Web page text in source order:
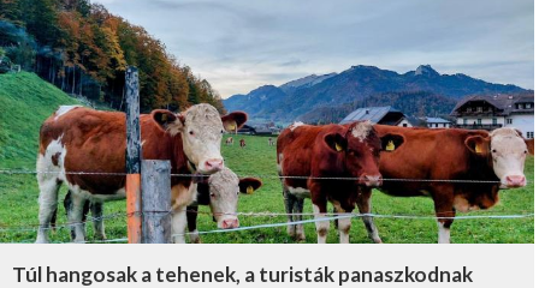
Túl hangosak a tehenek, a turisták panaszkodnak